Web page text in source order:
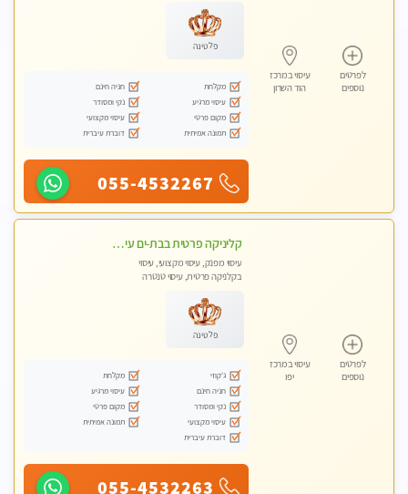
לפרטים
נוספים
עיסוי במרכז
הוד השרון
פלטינה
מקלחת
חניה חינם
עיסוי מרגיע
נקי ומסודר
מקום פרטי
עיסוי מקצועי
תמונה אמיתית
דוברת עיברית
055-4532267
לפרטים
נוספים
עיסוי במרכז
יפו
קליניקה פרטית בבת-ים עיסוי קסום איכותי ומרגיע מידי זהב עיסוי שבדי קלאסי ורפלקסולוגיה שרות מקצועי
עיסוי מפנק, עיסוי מקצועי, עיסוי
בקלניקה פרטית, עיסוי טנטרה
פלטינה
ג'קוזי
מקלחת
חניה חינם
עיסוי מרגיע
נקי ומסודר
מקום פרטי
עיסוי מקצועי
תמונה אמיתית
דוברת עיברית
055-4532263